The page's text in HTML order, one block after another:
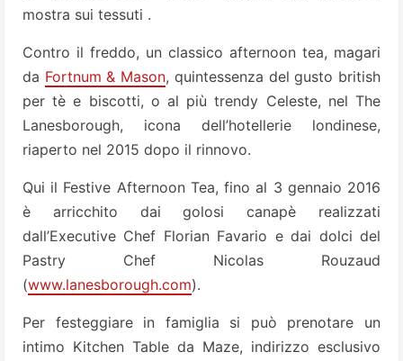
mostra sui tessuti .
Contro il freddo, un classico afternoon tea, magari
da Fortnum & Mason, quintessenza del gusto british
per tè e biscotti, o al più trendy Celeste, nel The
Lanesborough, icona dell’hotellerie londinese,
riaperto nel 2015 dopo il rinnovo.
Qui il Festive Afternoon Tea, fino al 3 gennaio 2016
è arricchito dai golosi canapè realizzati
dall’Executive Chef Florian Favario e dai dolci del
Pastry Chef Nicolas Rouzaud
(www.lanesborough.com).
Per festeggiare in famiglia si può prenotare un
intimo Kitchen Table da Maze, indirizzo esclusivo